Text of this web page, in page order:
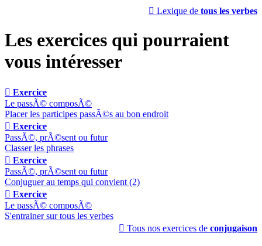
 Lexique de tous les verbes
Les exercices qui pourraient
vous intéresser
 Exercice
Le passÃ© composÃ©
Placer les participes passÃ©s au bon endroit
 Exercice
PassÃ©, prÃ©sent ou futur
Classer les phrases
 Exercice
PassÃ©, prÃ©sent ou futur
Conjuguer au temps qui convient (2)
 Exercice
Le passÃ© composÃ©
S'entrainer sur tous les verbes
 Tous nos exercices de conjugaison